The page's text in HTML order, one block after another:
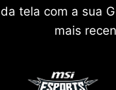
da tela com a sua
mais